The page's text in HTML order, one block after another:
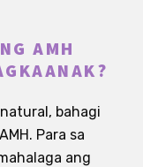
AMH
bahagi
Para sa
ang